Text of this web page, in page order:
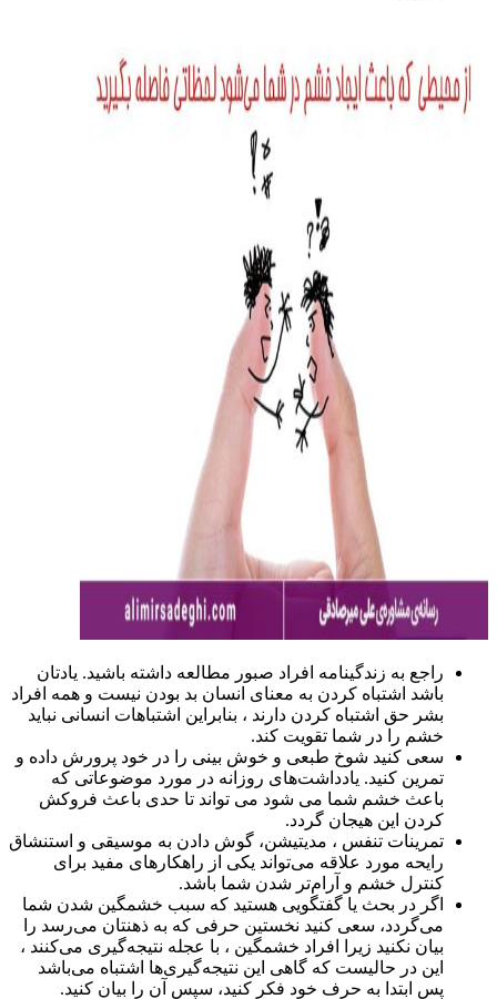
راجع به زندگینامه افراد صبور مطالعه داشته باشید. یادتان
باشد اشتباه کردن به معنای انسان بد بودن نیست و همه افراد
بشر حق اشتباه کردن دارند ، بنابراین اشتباهات انسانی نباید
خشم را در شما تقویت کند.
سعی کنید شوخ طبعی و خوش بینی را در خود پرورش داده و
تمرین کنید. یادداشت‌های روزانه در مورد موضوعاتی که
باعث خشم شما می شود می تواند تا حدی باعث فروکش
کردن این هیجان گردد.
تمرینات تنفس ، مدیتیشن، گوش دادن به موسیقی و استنشاق
رایحه مورد علاقه می‌تواند یکی از راهکار‌های مفید برای
کنترل خشم و آرام‌تر شدن شما باشد.
اگر در بحث یا گفتگویی هستید که سبب خشمگین شدن شما
می‌گردد، سعی کنید نخستین حرفی که به ذهنتان می‌رسد را
بیان نکنید زیرا افراد خشمگین ، با عجله نتیجه‌گیری می‌کنند ،
این در حالیست که گاهی این نتیجه‌گیری‌ها اشتباه می‌باشد
پس ابتدا به حرف خود فکر کنید، سپس آن را بیان کنید.